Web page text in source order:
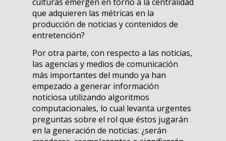
que adquieren las métricas en la
producción de noticias y contenidos de
entretención?
Por otra parte, con respecto a las noticias,
las agencias y medios de comunicación
más importantes del mundo ya han
empezado a generar información
noticiosa utilizando algoritmos
computacionales, lo cual levanta urgentes
preguntas sobre el rol que éstos jugarán
en la generación de noticias: ¿serán